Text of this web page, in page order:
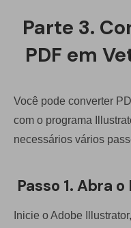
Parte 3.
PDF em
Você pode converter
com o programa
necessários vários
Passo 1. Abra
Inicie o Adobe